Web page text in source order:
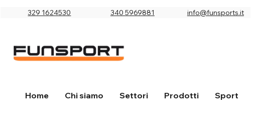
329 1624530 340 5969881 info@funsports.it
Home Chi siamo Settori Prodotti Sport